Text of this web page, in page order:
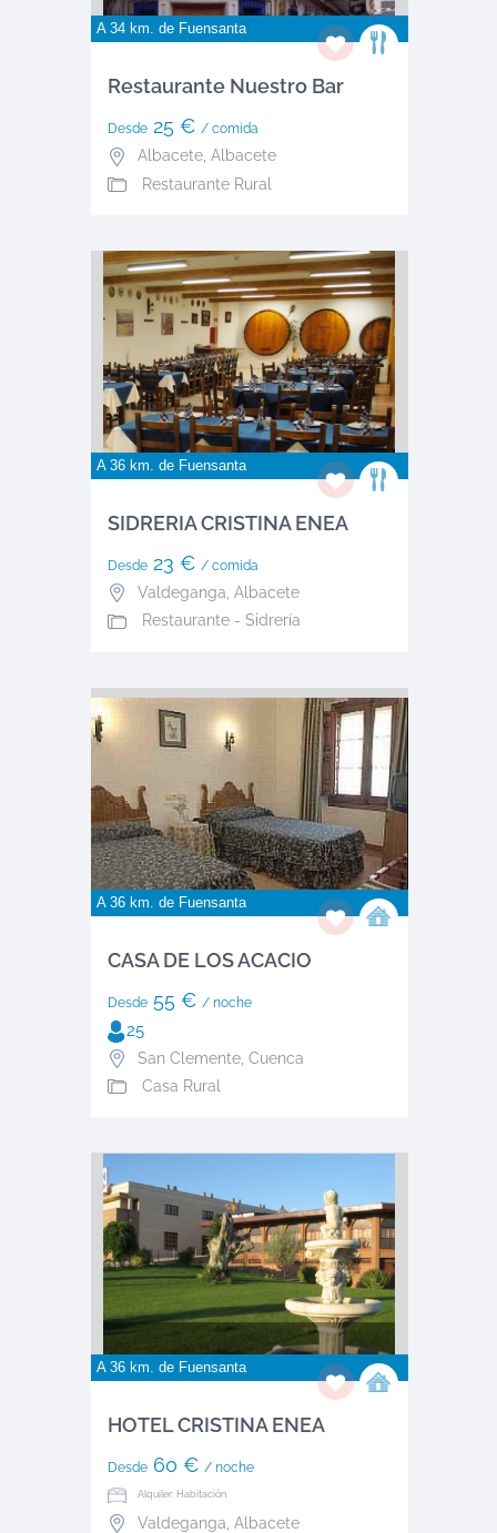
A 34 km. de Fuensanta
Restaurante Nuestro Bar
Desde25 € / comida
Albacete, Albacete
Restaurante Rural
A 36 km. de Fuensanta
SIDRERIA CRISTINA ENEA
Desde23 € / comida
Valdeganga Albacete
Restaurante - Sidrería
A 36 km. de Fuensanta
CASA DE LOS ACACIO
Desde55 € / noche
25
San Clemente, Cuenca
Casa Rural
A 36 km. de Fuensanta
HOTEL CRISTINA ENEA
Desde60 € / noche
Alquiler: Habitación
Valdeganga Albacete